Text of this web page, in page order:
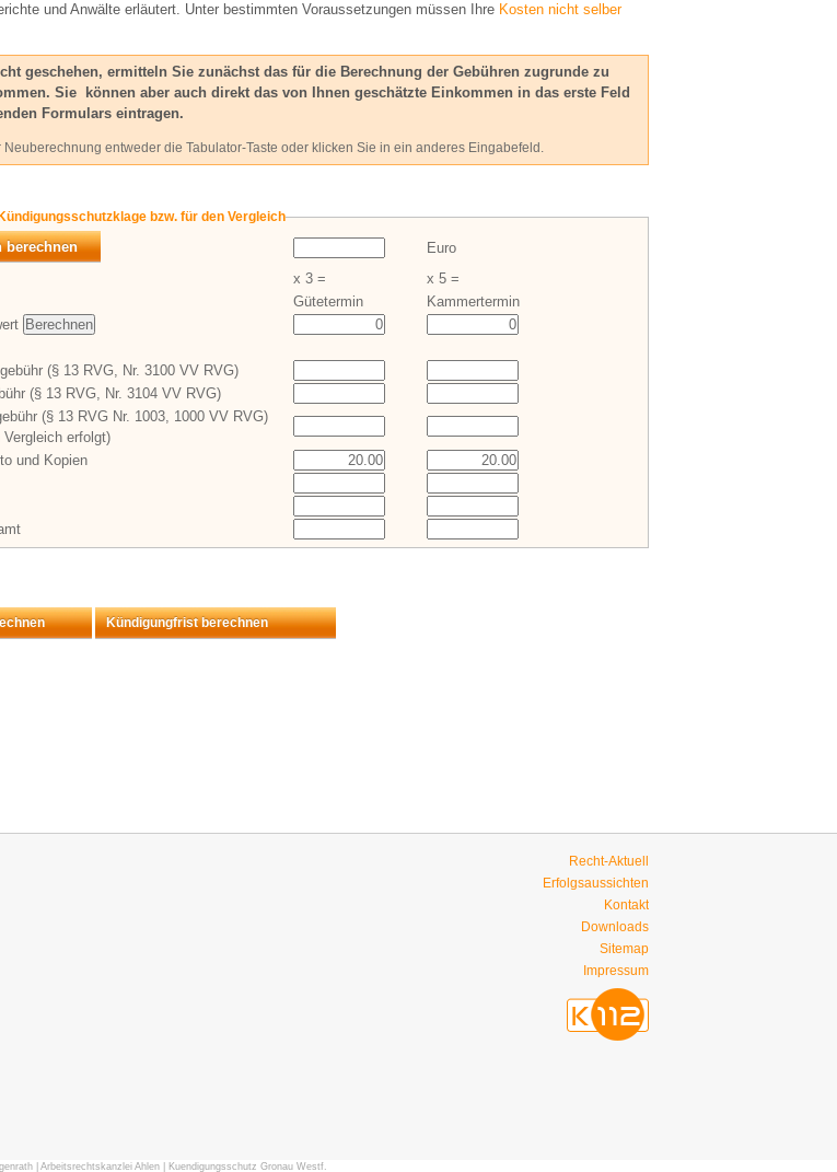
und Anwälte erläutert. Unter bestimmten Voraussetzungen müssen Ihre Kosten nicht selber
geschehen, ermitteln Sie zunächst das für die Berechnung der Gebühren zugrunde zu
Sie können aber auch direkt das von Ihnen geschätzte Einkommen in das erste Feld
Formulars eintragen.
Neuberechnung entweder die Tabulator-Taste oder klicken Sie in ein anderes Eingabefeld.
die Kündigungsschutzklage bzw. für den Vergleich
berechnen
Euro
x 3 =
x 5 =
Gütetermin
Kammertermin
(§ 13 RVG, Nr. 3100 VV RVG)
(§ 13 RVG, Nr. 3104 VV RVG)
(§ 13 RVG Nr. 1003, 1000 VV RVG)
erfolgt)
und Kopien
Kündigungfrist berechnen
Recht-Aktuell
Erfolgsaussichten
Kontakt
Downloads
Sitemap
Impressum
| Arbeitsrechtskanzlei Ahlen| Kuendigungsschutz Gronau Westf.